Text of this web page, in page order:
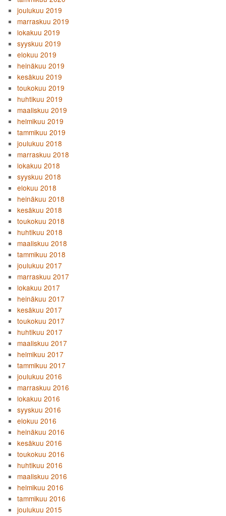
joulukuu 2019
marraskuu 2019
lokakuu 2019
syyskuu 2019
elokuu 2019
heinäkuu 2019
kesäkuu 2019
toukokuu 2019
huhtikuu 2019
maaliskuu 2019
helmikuu 2019
tammikuu 2019
joulukuu 2018
marraskuu 2018
lokakuu 2018
syyskuu 2018
elokuu 2018
heinäkuu 2018
kesäkuu 2018
toukokuu 2018
huhtikuu 2018
maaliskuu 2018
tammikuu 2018
joulukuu 2017
marraskuu 2017
lokakuu 2017
heinäkuu 2017
kesäkuu 2017
toukokuu 2017
huhtikuu 2017
maaliskuu 2017
helmikuu 2017
tammikuu 2017
joulukuu 2016
marraskuu 2016
lokakuu 2016
syyskuu 2016
elokuu 2016
heinäkuu 2016
kesäkuu 2016
toukokuu 2016
huhtikuu 2016
maaliskuu 2016
helmikuu 2016
tammikuu 2016
joulukuu 2015